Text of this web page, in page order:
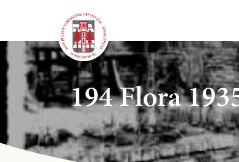
194 Flora